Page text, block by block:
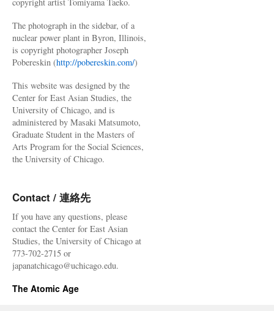
The photograph in the sidebar, of a
nuclear power plant in Byron, Illinois,
is copyright photographer Joseph
Pobereskin (http://pobereskin.com/)
This website was designed by the
Center for East Asian Studies, the
University of Chicago, and is
administered by Masaki Matsumoto,
Graduate Student in the Masters of
Arts Program for the Social Sciences,
the University of Chicago.
Contact / 連絡先
If you have any questions, please
contact the Center for East Asian
Studies, the University of Chicago at
773-702-2715 or
japanatchicago@uchicago.edu.
The Atomic Age